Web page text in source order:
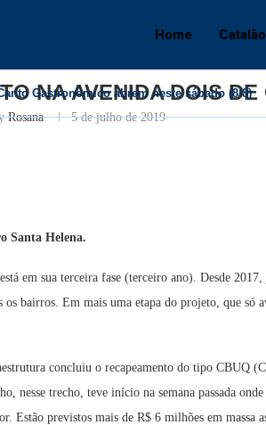
Home Catalão
Gastronômico abrem neste sábado (8/8)
NA AVENIDA DOIS DE OUTUBRO
NA AVENIDA DOIS DE
Rosana 5 de julho de 2019
Santa Helena.
em sua terceira fase (terceiro ano). Desde
bairros. Em mais uma etapa do projeto, que só
concluiu o recapeamento do tipo CBUQ
nesse trecho, teve início na semana passada
Estão previstos mais de R$ 6 milhões em massa